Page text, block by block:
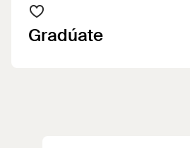
Gradúate